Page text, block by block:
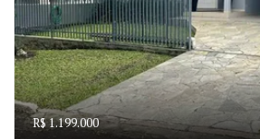
R$ 1.199.000